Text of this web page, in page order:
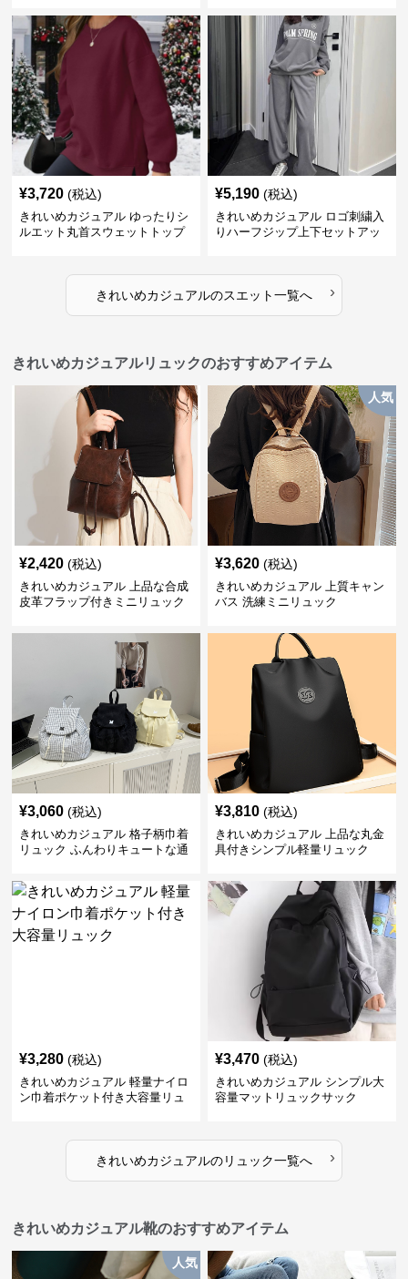
¥3,720 (税込)
きれいめカジュアル ゆったりシ
ルエット丸首スウェットトップ
¥5,190 (税込)
きれいめカジュアル ロゴ刺繍入
りハーフジップ上下セットアッ
きれいめカジュアルのスエット一覧へ ›
きれいめカジュアルリュックのおすすめアイテム
¥2,420 (税込)
きれいめカジュアル 上品な合成
皮革フラップ付きミニリュック
人気
¥3,620 (税込)
きれいめカジュアル 上質キャン
バス 洗練ミニリュック
¥3,060 (税込)
きれいめカジュアル 格子柄巾着
リュック ふんわりキュートな通
¥3,810 (税込)
きれいめカジュアル 上品な丸金
具付きシンプル軽量リュック
¥3,280 (税込)
きれいめカジュアル 軽量ナイロ
ン巾着ポケット付き大容量リュ
¥3,470 (税込)
きれいめカジュアル シンプル大
容量マットリュックサック
きれいめカジュアルのリュック一覧へ ›
きれいめカジュアル靴のおすすめアイテム
人気